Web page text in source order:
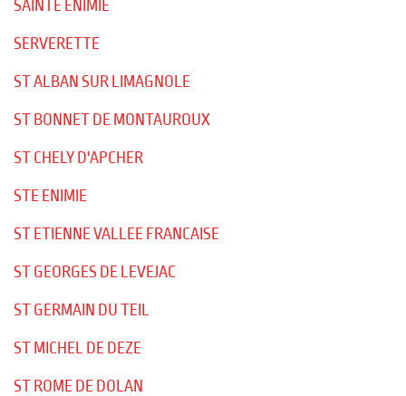
SAINTE ENIMIE
SERVERETTE
ST ALBAN SUR LIMAGNOLE
ST BONNET DE MONTAUROUX
ST CHELY D'APCHER
STE ENIMIE
ST ETIENNE VALLEE FRANCAISE
ST GEORGES DE LEVEJAC
ST GERMAIN DU TEIL
ST MICHEL DE DEZE
ST ROME DE DOLAN